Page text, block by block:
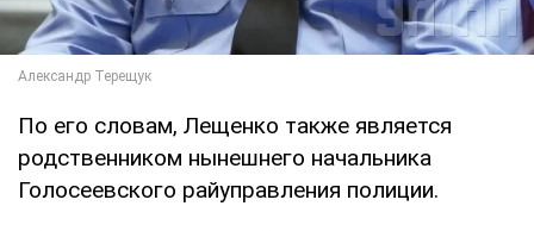
По его словам, Лещенко также является
родственником нынешнего начальника
Голосеевского райуправления полиции.